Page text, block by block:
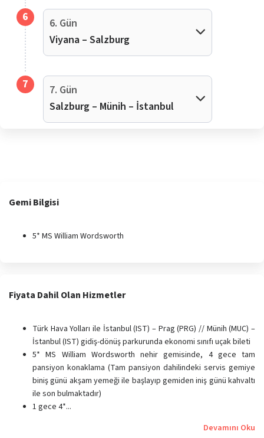
6
6. Gün
Viyana – Salzburg
7
7. Gün
Salzburg – Münih – İstanbul
Gemi Bilgisi
5* MS William Wordsworth
Fiyata Dahil Olan Hizmetler
Türk Hava Yolları ile İstanbul (IST) – Prag (PRG) // Münih (MUC) –
İstanbul (IST) gidiş-dönüş parkurunda ekonomi sınıfı uçak bileti
5* MS William Wordsworth nehir gemisinde, 4 gece tam
pansiyon konaklama (Tam pansiyon dahilindeki servis gemiye
biniş günü akşam yemeği ile başlayıp gemiden iniş günü kahvaltı
ile son bulmaktadır)
1 gece 4*...
Devamını Oku